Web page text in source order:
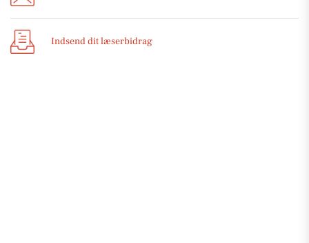
Indsend dit læserbidrag